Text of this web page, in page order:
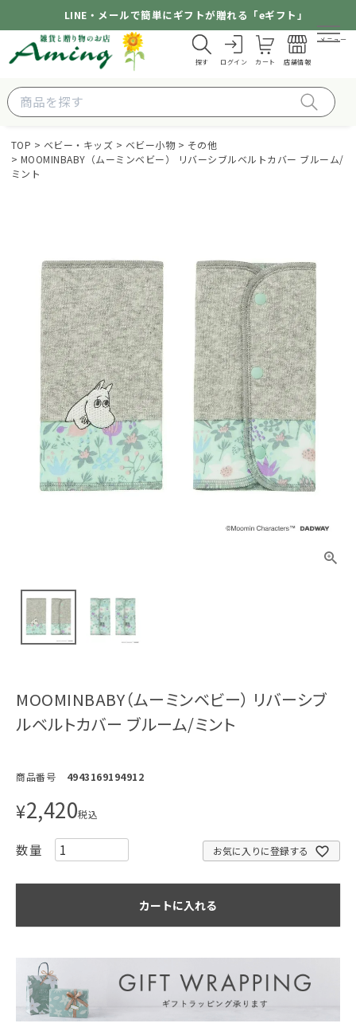
LINE・メールで簡単にギフトが贈れる「eギフト」
探す ログイン カート 店舗情報
メニュー
TOP ベビー・キッズ ベビー小物
その他
MOOMINBABY（ムーミンベビー） リバーシブルベルトカバー ブルーム/
ミント
MOOMINBABY（ムーミンベビー） リバーシブ
ルベルトカバー ブルーム/ミント
商品番号 4943169194912
¥2,420税込
お気に入りに登録する
カートに入れる